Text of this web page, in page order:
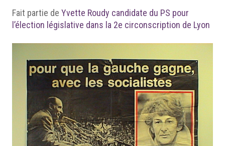
Fait partie de Yvette Roudy candidate du PS pour
l’élection législative dans la 2e circonscription de Lyon